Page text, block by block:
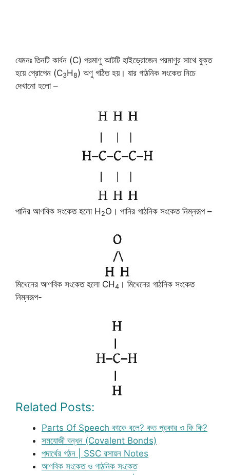
যেমনঃ তিনটি কার্বন (C) পরমাণু আটটি হাইড্রোজেন পরমাণুর সাথে যুক্ত
হয়ে প্রোপেন (C3H8) অণু গঠিত হয়। যার গাঠনিক সংকেত নিচে
দেখানো হলো –
পানির আণবিক সংকেত হলো H 2O। পানির গাঠনিক সংকেত নিম্নরূপ –
মিথেনের আণবিক সংকেত হলো CH4 । মিথেনের গাঠনিক সংকেত
নিম্নরূপ-
Related Posts:
Parts Of Speech কাকে বলে? কত প্রকার ও কি কি?
সমযোজী বন্ধন (Covalent Bonds)
পদার্থের গঠন | SSC রসায়ন Notes
আণবিক সংকেত ও গাঠনিক সংকেত